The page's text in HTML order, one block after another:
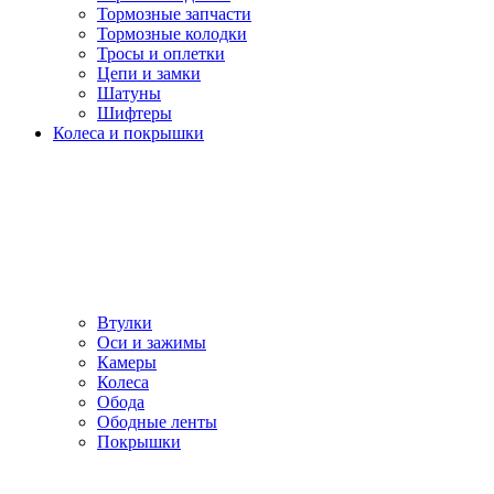
Тормозные запчасти
Тормозные колодки
Тросы и оплетки
Цепи и замки
Шатуны
Шифтеры
Колеса и покрышки
Втулки
Оси и зажимы
Камеры
Колeса
Обода
Ободные ленты
Покрышки